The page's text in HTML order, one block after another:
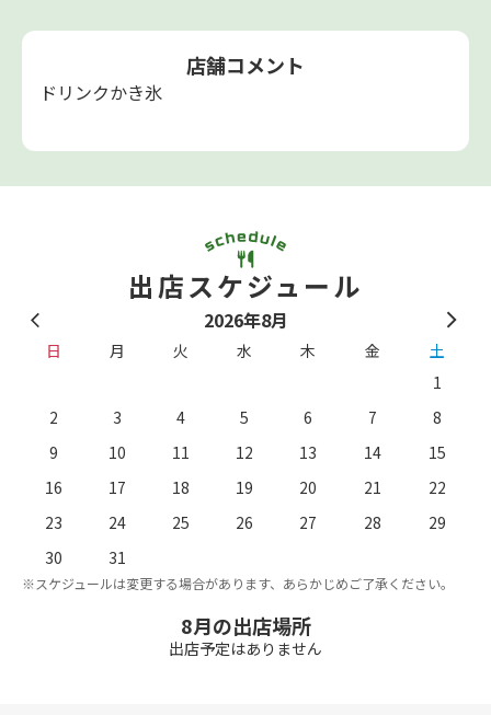
店舗コメント
ドリンクかき氷
出店スケジュール
2026年8月
日 月 火 水 木 金
土
1
2
3 4 5 6 7
8
9
10 11 12 13 14
15
16
17 18 19 20 21
22
23
24 25 26 27 28
29
30
31
※スケジュールは変更する場合があります、あらかじめご了承ください。
8月の出店場所
出店予定はありません